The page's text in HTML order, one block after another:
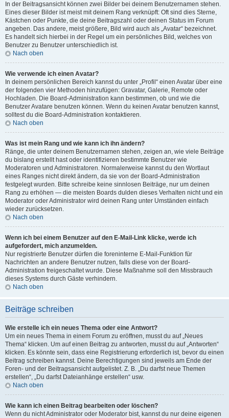
In der Beitragsansicht können zwei Bilder bei deinem Benutzernamen stehen.
Eines dieser Bilder ist meist mit deinem Rang verknüpft: Oft sind dies Sterne,
Kästchen oder Punkte, die deine Beitragszahl oder deinen Status im Forum
angeben. Das andere, meist größere, Bild wird auch als „Avatar“ bezeichnet.
Es handelt sich hierbei in der Regel um ein persönliches Bild, welches von
Benutzer zu Benutzer unterschiedlich ist.
Nach oben
Wie verwende ich einen Avatar?
In deinem persönlichen Bereich kannst du unter „Profil“ einen Avatar über eine
der folgenden vier Methoden hinzufügen: Gravatar, Galerie, Remote oder
Hochladen. Die Board-Administration kann bestimmen, ob und wie die
Benutzer Avatare benutzen können. Wenn du keinen Avatar benutzen kannst,
solltest du die Board-Administration kontaktieren.
Nach oben
Was ist mein Rang und wie kann ich ihn ändern?
Ränge, die unter deinem Benutzernamen stehen, zeigen an, wie viele Beiträge
du bislang erstellt hast oder identifizieren bestimmte Benutzer wie
Moderatoren und Administratoren. Normalerweise kannst du den Wortlaut
eines Ranges nicht direkt ändern, da sie von der Board-Administration
festgelegt wurden. Bitte schreibe keine sinnlosen Beiträge, nur um deinen
Rang zu erhöhen — die meisten Boards dulden dieses Verhalten nicht und ein
Moderator oder Administrator wird deinen Rang unter Umständen einfach
wieder zurücksetzen.
Nach oben
Wenn ich bei einem Benutzer auf den E-Mail-Link klicke, werde ich
aufgefordert, mich anzumelden.
Nur registrierte Benutzer dürfen die foreninterne E-Mail-Funktion für
Nachrichten an andere Benutzer nutzen, falls diese von der Board-
Administration freigeschaltet wurde. Diese Maßnahme soll den Missbrauch
dieses Systems durch Gäste verhindern.
Nach oben
Beiträge schreiben
Wie erstelle ich ein neues Thema oder eine Antwort?
Um ein neues Thema in einem Forum zu eröffnen, musst du auf „Neues
Thema“ klicken. Um auf einen Beitrag zu antworten, musst du auf „Antworten“
klicken. Es könnte sein, dass eine Registrierung erforderlich ist, bevor du einen
Beitrag schreiben kannst. Deine Berechtigungen sind jeweils am Ende der
Foren- und der Beitragsansicht aufgelistet. Z. B. „Du darfst neue Themen
erstellen“, „Du darfst Dateianhänge erstellen“ usw.
Nach oben
Wie kann ich einen Beitrag bearbeiten oder löschen?
Wenn du nicht Administrator oder Moderator bist, kannst du nur deine eigenen